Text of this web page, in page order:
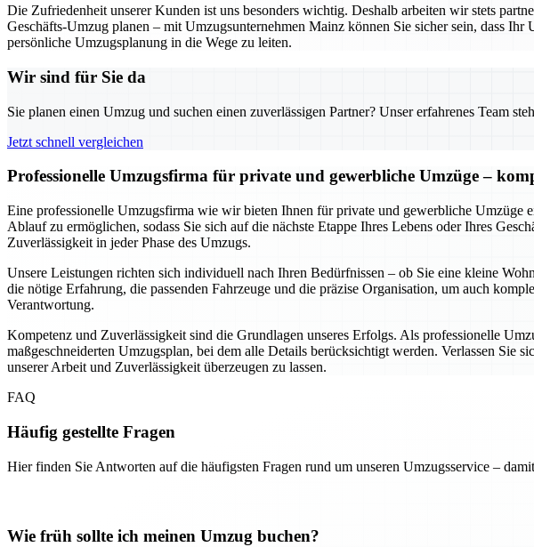
Die Zufriedenheit unserer Kunden ist uns besonders wichtig. Deshalb arbeiten wir stets
Geschäfts-Umzug planen – mit Umzugsunternehmen Mainz können Sie sicher sein, dass
persönliche Umzugsplanung in die Wege zu leiten.
Wir sind für Sie da
Sie planen einen Umzug und suchen einen zuverlässigen Partner? Unser erfahrenes Team
Jetzt schnell vergleichen
Professionelle Umzugsfirma für private und gewerbliche Umzüge –
Eine professionelle Umzugsfirma wie wir bieten Ihnen für private und gewerbliche Umzüge
Ablauf zu ermöglichen, sodass Sie sich auf die nächste Etappe Ihres Lebens oder Ihres
Zuverlässigkeit in jeder Phase des Umzugs.
Unsere Leistungen richten sich individuell nach Ihren Bedürfnissen – ob Sie eine kleine
die nötige Erfahrung, die passenden Fahrzeuge und die präzise Organisation, um auch
Verantwortung.
Kompetenz und Zuverlässigkeit sind die Grundlagen unseres Erfolgs. Als professionelle
maßgeschneiderten Umzugsplan, bei dem alle Details berücksichtigt werden. Verlassen
unserer Arbeit und Zuverlässigkeit überzeugen zu lassen.
FAQ
Häufig gestellte Fragen
Hier finden Sie Antworten auf die häufigsten Fragen rund um unseren Umzugsservice –
Wie früh sollte ich meinen Umzug buchen?